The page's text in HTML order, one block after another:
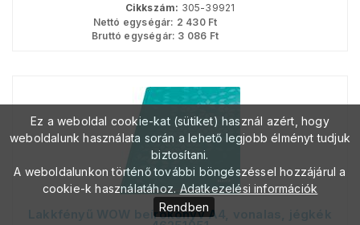
Cikkszám: 305-39921
Nettó egységár: 2 430Ft
Bruttó egységár: 3 086 Ft
Lakkfényű WOW beírókönyv A4, vonalas, jégkék
Ez a weboldal cookie-kat (sütiket) használ azért, hogy
weboldalunk használata során a lehető legjobb élményt tudjuk
biztosítani.
A weboldalunkon történő további böngészéssel hozzájárul a
cookie-k használatához. Adatkezelési információk
Rendben